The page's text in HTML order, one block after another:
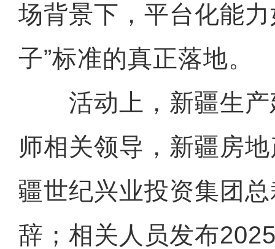
场背景下，平台化能
子”标准的真正落地。
活动上，新疆生产
师相关领导，新疆房
疆世纪兴业投资集团
辞；相关人员发布